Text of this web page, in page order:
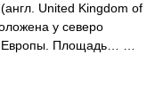
United Kingdom of
у северо
Европы. Площадь… …